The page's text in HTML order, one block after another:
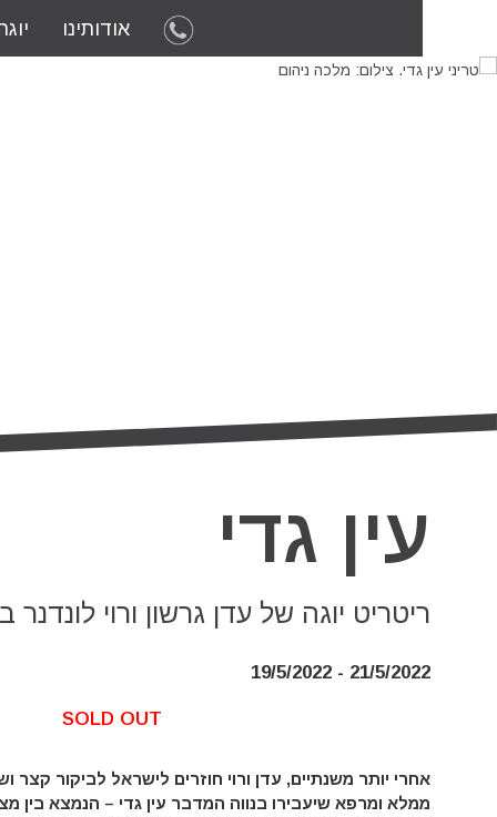
אודותינו
עין גדי
ריטריט יוגה של עדן גרשון ורוי
21/5/2022 - 19/5/2022
SOLD OUT
אחרי יותר משנתיים, עדן ורוי חוזרים לישראל לביקור קצר
ממלא ומרפא שיעבירו בנווה המדבר עין גדי – הנמצא בין